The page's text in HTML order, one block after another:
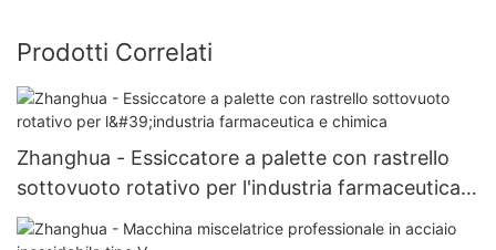
Prodotti Correlati
Zhanghua - Essiccatore a palette con rastrello
sottovuoto rotativo per l'industria farmaceutica e
chimica